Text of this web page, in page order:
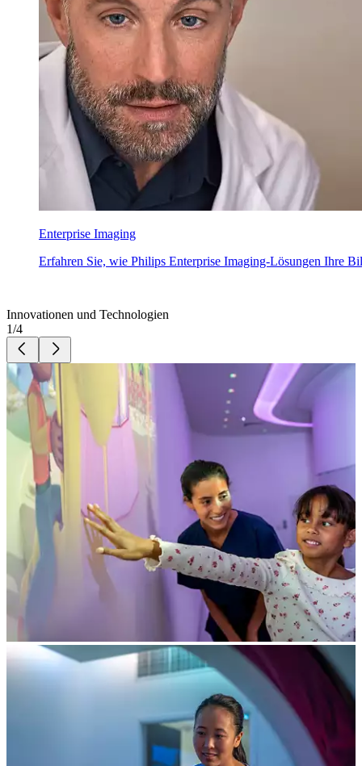
Enterprise Imaging
Erfahren Sie, wie Philips Enterprise Imaging-Lösungen Ihre
Innovationen und Technologien
1/4